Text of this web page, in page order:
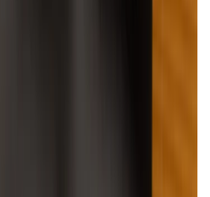
ต้องประนีประนอมกับคุณสมบัติที่